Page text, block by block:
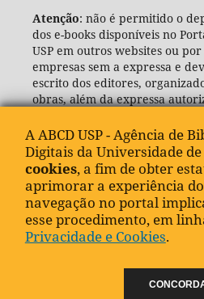
Atenção: não é permitido o
dos e-books disponíveis no
USP em outros websites ou
empresas sem a expressa e
escrito dos editores,
obras, além da expressa
(ABCD-USP).
A ABCD USP - Agência de
Digitais da Universidade
cookies, a fim de obter
aprimorar a experiência
navegação no portal
esse procedimento, em
Privacidade e Cookies.